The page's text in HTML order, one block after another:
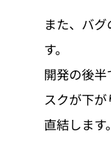
また、バ
す。
開発の後半
スクが下
直結します。